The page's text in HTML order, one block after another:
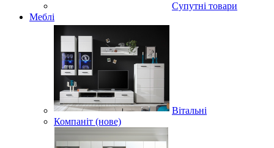
Супутні товари
Меблі
Вітальні
Компаніт (нове)